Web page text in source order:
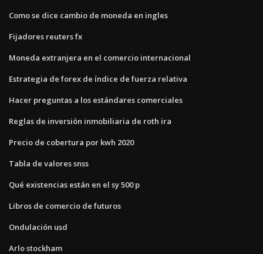
Como se dice cambio de moneda en ingles
Fijadores reuters fx
Moneda extranjera en el comercio internacional
Estrategia de forex de índice de fuerza relativa
Hacer preguntas a los estándares comerciales
Reglas de inversión inmobiliaria de roth ira
Precio de cobertura por kwh 2020
Tabla de valores snss
Qué existencias están en el sy 500 p
Libros de comercio de futuros
Ondulación usd
Arlo stockham